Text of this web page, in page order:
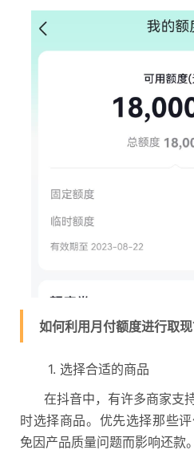
如何利用月付额度进行取现
1. 选择合适的商品
在抖音中，有许多商家支
时选择商品。优先选择那些
免因产品质量问题而影响还款。